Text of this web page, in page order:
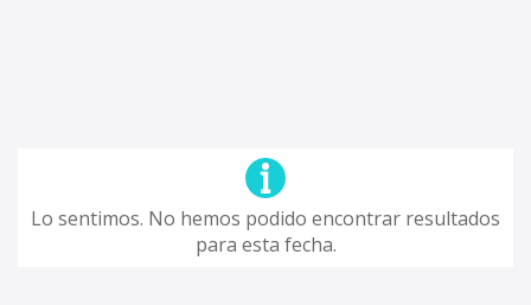
Lo sentimos. No hemos podido encontrar resultados
para esta fecha.